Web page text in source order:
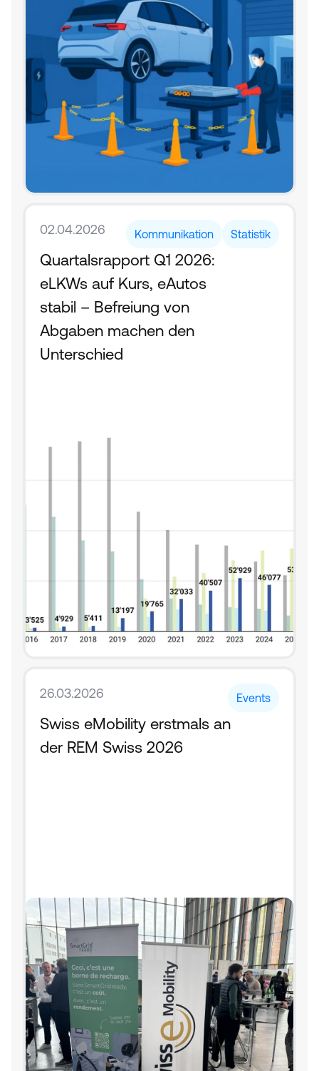
02.04.2026 Kommunikation Statistik
Quartalsrapport Q1 2026:
eLKWs auf Kurs, eAutos
stabil – Befreiung von
Abgaben machen den
Unterschied
26.03.2026 Events
Swiss eMobility erstmals an
der REM Swiss 2026